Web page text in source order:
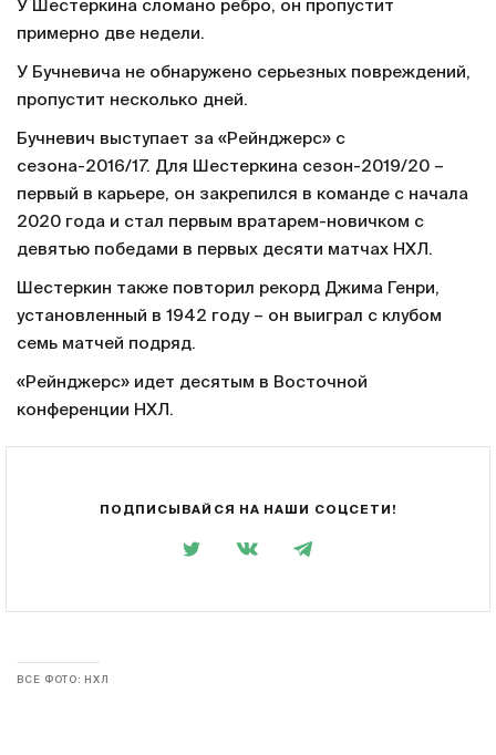
У Шестеркина сломано ребро, он пропустит
примерно две недели.
У Бучневича не обнаружено серьезных повреждений,
пропустит несколько дней.
Бучневич выступает за «Рейнджерс» с
сезона-2016/17. Для Шестеркина сезон-2019/20 –
первый в карьере, он закрепился в команде с начала
2020 года и стал первым вратарем-новичком с
девятью победами в первых десяти матчах НХЛ.
Шестеркин также повторил рекорд Джима Генри,
установленный в 1942 году – он выиграл с клубом
семь матчей подряд.
«Рейнджерс» идет десятым в Восточной
конференции НХЛ.
ПОДПИСЫВАЙСЯ НА НАШИ СОЦСЕТИ!
ВСЕ ФОТО: НХЛ